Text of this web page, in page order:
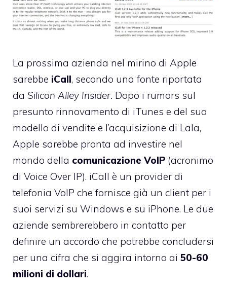
La prossima azienda nel mirino di Apple
sarebbe iCall, secondo una fonte riportata
da Silicon Alley Insider. Dopo i rumors sul
presunto rinnovamento di iTunes e del suo
modello di vendite e l’acquisizione di Lala,
Apple sarebbe pronta ad investire nel
mondo della comunicazione VoIP (acronimo
di Voice Over IP). iCall è un provider di
telefonia VoIP che fornisce già un client per i
suoi servizi su Windows e su iPhone. Le due
aziende sembrerebbero in contatto per
definire un accordo che potrebbe concludersi
per una cifra che si aggira intorno ai 50-60
milioni di dollari.